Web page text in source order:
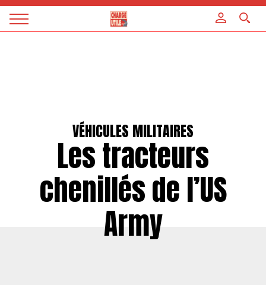
Magazine
VÉHICULES MILITAIRES
Les tracteurs
chenillés de l’US
Army
Panneau de gestion des cookies